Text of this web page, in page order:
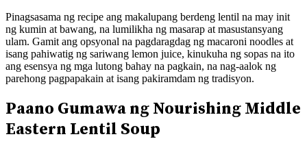
Pinagsasama ng recipe ang makalupang berdeng lentil na may init
ng kumin at bawang, na lumilikha ng masarap at masustansyang
ulam. Gamit ang opsyonal na pagdaragdag ng macaroni noodles at
isang pahiwatig ng sariwang lemon juice, kinukuha ng sopas na ito
ang esensya ng mga lutong bahay na pagkain, na nag-aalok ng
parehong pagpapakain at isang pakiramdam ng tradisyon.
Paano Gumawa ng Nourishing Middle
Eastern Lentil Soup